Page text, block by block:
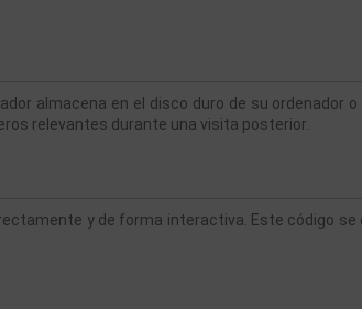
almacena en el disco duro de su ordenador
relevantes durante una visita posterior.
y de forma interactiva. Este código se